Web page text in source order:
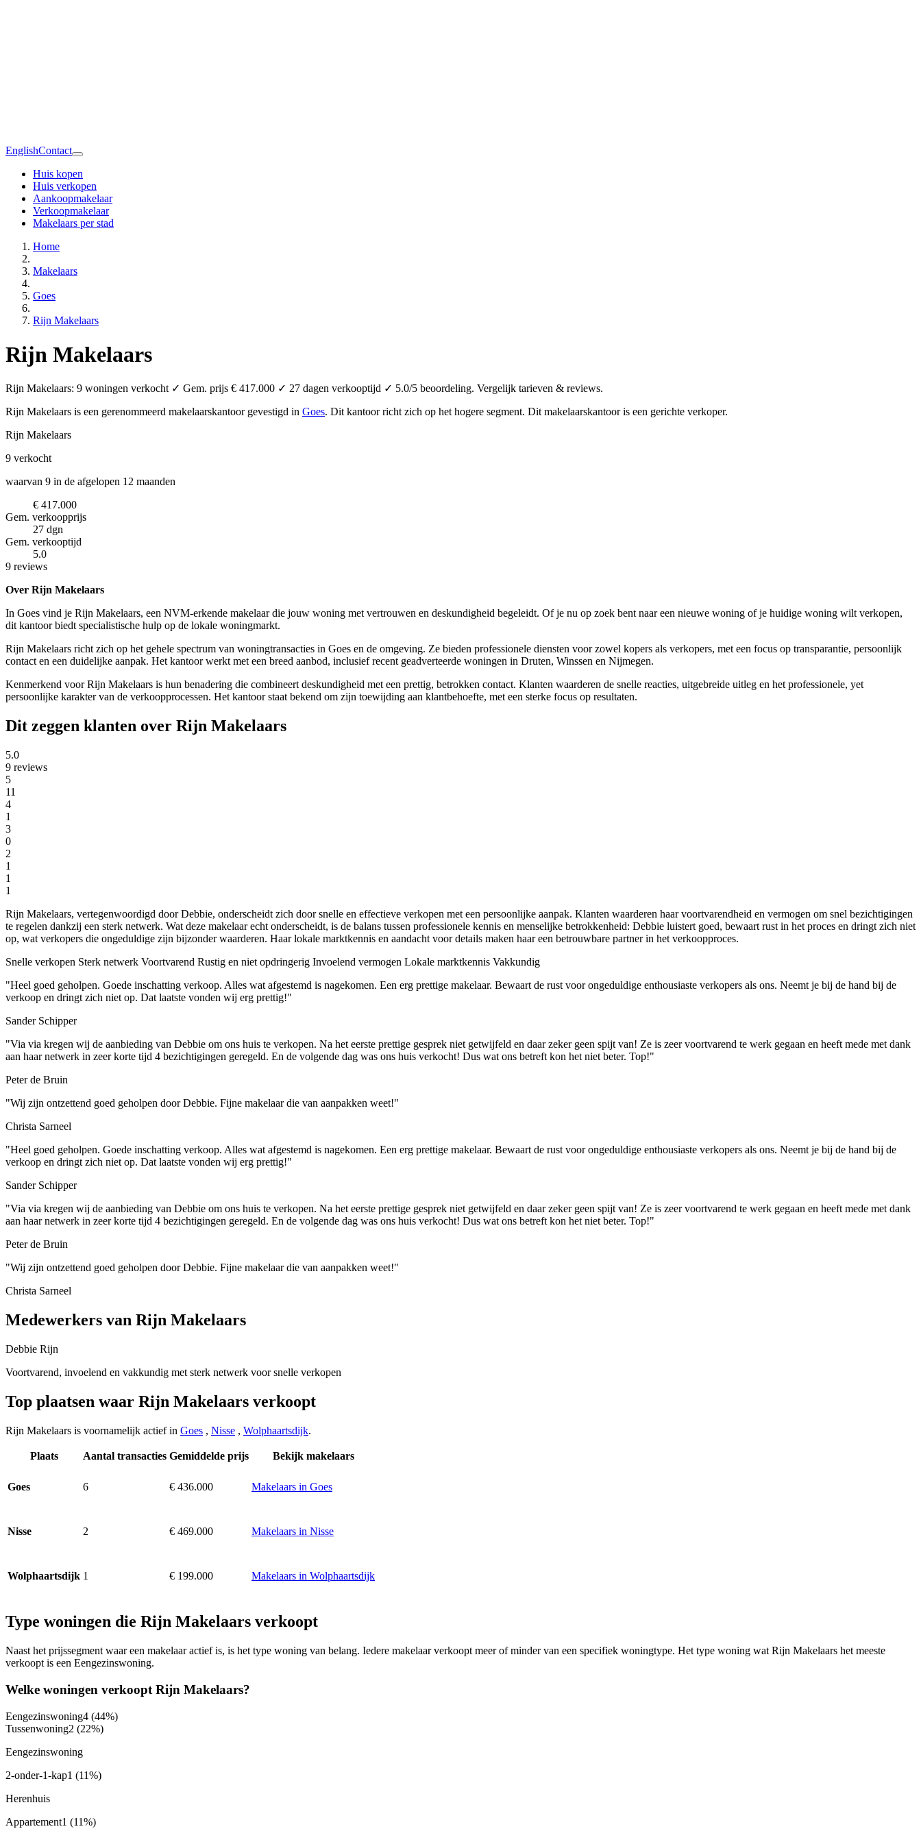
EnglishContact
Huis kopen
Huis verkopen
Aankoopmakelaar
Verkoopmakelaar
Makelaars per stad
Home
Makelaars
Goes
Rijn Makelaars
Rijn Makelaars
Rijn Makelaars: 9 woningen verkocht ✓ Gem. prijs € 417.000 ✓ 27 dagen verkooptijd ✓ 5.0/5 beoordeling. Vergelijk tarieven & reviews.
Rijn Makelaars is een gerenommeerd makelaarskantoor gevestigd in Goes. Dit kantoor richt zich op het hogere segment. Dit makelaarskantoor is een gerichte verkoper.
Rijn Makelaars
9 verkocht
waarvan 9 in de afgelopen 12 maanden
€ 417.000
Gem. verkoopprijs
27 dgn
Gem. verkooptijd
5.0
9 reviews
Over Rijn Makelaars
In Goes vind je Rijn Makelaars, een NVM-erkende makelaar die jouw woning met vertrouwen en deskundigheid begeleidt. Of je nu op zoek bent naar een nieuwe woning of je huidige woning wilt verkopen,
dit kantoor biedt specialistische hulp op de lokale woningmarkt.
Rijn Makelaars richt zich op het gehele spectrum van woningtransacties in Goes en de omgeving. Ze bieden professionele diensten voor zowel kopers als verkopers, met een focus op transparantie, persoonlijk
contact en een duidelijke aanpak. Het kantoor werkt met een breed aanbod, inclusief recent geadverteerde woningen in Druten, Winssen en Nijmegen.
Kenmerkend voor Rijn Makelaars is hun benadering die combineert deskundigheid met een prettig, betrokken contact. Klanten waarderen de snelle reacties, uitgebreide uitleg en het professionele, yet
persoonlijke karakter van de verkoopprocessen. Het kantoor staat bekend om zijn toewijding aan klantbehoefte, met een sterke focus op resultaten.
Dit zeggen klanten over Rijn Makelaars
5.0
9 reviews
5
11
4
1
3
0
2
1
1
1
Rijn Makelaars, vertegenwoordigd door Debbie, onderscheidt zich door snelle en effectieve verkopen met een persoonlijke aanpak. Klanten waarderen haar voortvarendheid en vermogen om snel bezichtigingen
te regelen dankzij een sterk netwerk. Wat deze makelaar echt onderscheidt, is de balans tussen professionele kennis en menselijke betrokkenheid: Debbie luistert goed, bewaart rust in het proces en dringt zich niet
op, wat verkopers die ongeduldige zijn bijzonder waarderen. Haar lokale marktkennis en aandacht voor details maken haar een betrouwbare partner in het verkoopproces.
Snelle verkopen Sterk netwerk Voortvarend Rustig en niet opdringerig Invoelend vermogen Lokale marktkennis Vakkundig
"Heel goed geholpen. Goede inschatting verkoop. Alles wat afgestemd is nagekomen. Een erg prettige makelaar. Bewaart de rust voor ongeduldige enthousiaste verkopers als ons. Neemt je bij de hand bij de
verkoop en dringt zich niet op. Dat laatste vonden wij erg prettig!"
Sander Schipper
"Via via kregen wij de aanbieding van Debbie om ons huis te verkopen. Na het eerste prettige gesprek niet getwijfeld en daar zeker geen spijt van! Ze is zeer voortvarend te werk gegaan en heeft mede met dank
aan haar netwerk in zeer korte tijd 4 bezichtigingen geregeld. En de volgende dag was ons huis verkocht! Dus wat ons betreft kon het niet beter. Top!"
Peter de Bruin
"Wij zijn ontzettend goed geholpen door Debbie. Fijne makelaar die van aanpakken weet!"
Christa Sarneel
"Heel goed geholpen. Goede inschatting verkoop. Alles wat afgestemd is nagekomen. Een erg prettige makelaar. Bewaart de rust voor ongeduldige enthousiaste verkopers als ons. Neemt je bij de hand bij de
verkoop en dringt zich niet op. Dat laatste vonden wij erg prettig!"
Sander Schipper
"Via via kregen wij de aanbieding van Debbie om ons huis te verkopen. Na het eerste prettige gesprek niet getwijfeld en daar zeker geen spijt van! Ze is zeer voortvarend te werk gegaan en heeft mede met dank
aan haar netwerk in zeer korte tijd 4 bezichtigingen geregeld. En de volgende dag was ons huis verkocht! Dus wat ons betreft kon het niet beter. Top!"
Peter de Bruin
"Wij zijn ontzettend goed geholpen door Debbie. Fijne makelaar die van aanpakken weet!"
Christa Sarneel
Medewerkers van Rijn Makelaars
Debbie Rijn
Voortvarend, invoelend en vakkundig met sterk netwerk voor snelle verkopen
Top plaatsen waar Rijn Makelaars verkoopt
Rijn Makelaars is voornamelijk actief in Goes , Nisse , Wolphaartsdijk.
Plaats Aantal transacties Gemiddelde prijs Bekijk makelaars
Goes 6 € 436.000 Makelaars in Goes
Nisse 2 € 469.000 Makelaars in Nisse
Wolphaartsdijk 1 € 199.000 Makelaars in Wolphaartsdijk
Type woningen die Rijn Makelaars verkoopt
Naast het prijssegment waar een makelaar actief is, is het type woning van belang. Iedere makelaar verkoopt meer of minder van een specifiek woningtype. Het type woning wat Rijn Makelaars het meeste
verkoopt is een Eengezinswoning.
Welke woningen verkoopt Rijn Makelaars?
Eengezinswoning4 (44%)
Tussenwoning2 (22%)
Eengezinswoning
2-onder-1-kap1 (11%)
Herenhuis
Appartement1 (11%)